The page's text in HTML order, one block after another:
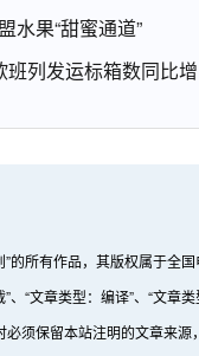
水果“甜蜜通道”
列发运标箱数同比
的所有作品，其版权属于全
、“文章类型：编译”、“文
须保留本站注明的文章来源